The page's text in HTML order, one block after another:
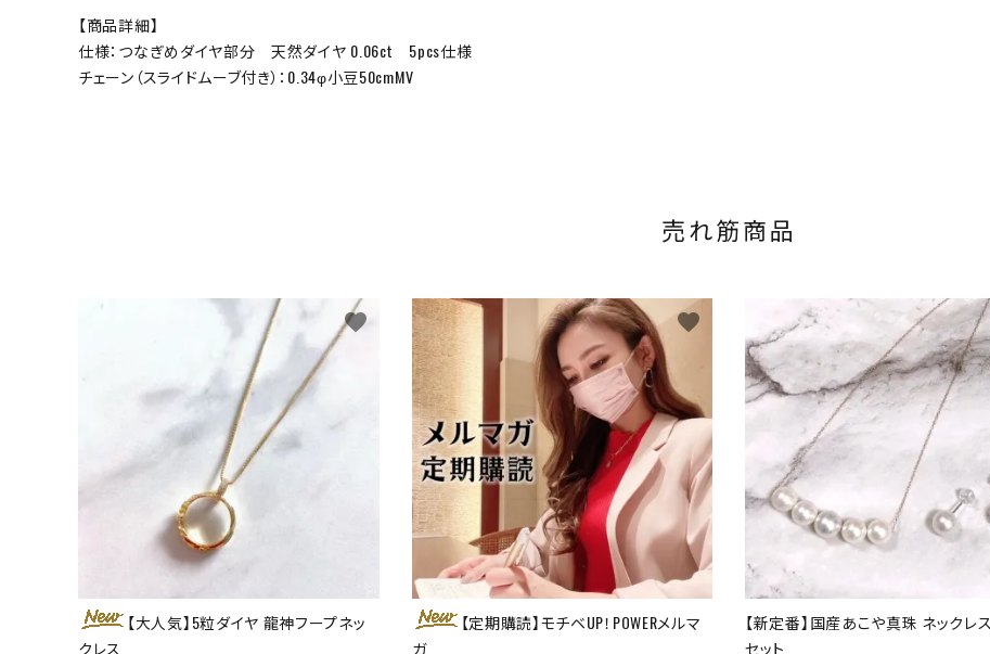
【商品詳細】
仕様：つなぎめダイヤ部分 天然ダイヤ 0.06ct 5pcs仕様
チェーン（スライドムーブ付き）：0.34φ小豆50cmMV
売れ筋商品
【大人気】5粒ダイヤ 龍神フープネッ
クレス
favorite
【定期購読】モチベUP！POWERメルマ
ガ
favorite
【新定番】国産あこや真珠 ネックレ
セット